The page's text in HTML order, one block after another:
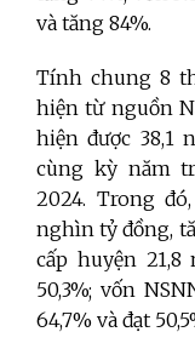
và tăng 84%.
Tính chung 8
hiện từ nguồn
hiện được 38,1
cùng kỳ năm
2024. Trong
nghìn tỷ đồng,
cấp huyện
50,3%; vốn
64,7% và đạt